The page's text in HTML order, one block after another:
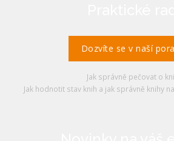
Dozvíte se v naší
Jak správně pečovat o
Jak hodnotit stav knih a jak správně knihy